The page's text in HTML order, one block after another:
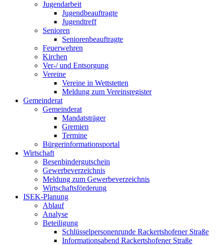
Jugendarbeit
Jugendbeauftragte
Jugendtreff
Senioren
Seniorenbeauftragte
Feuerwehren
Kirchen
Ver-/ und Entsorgung
Vereine
Vereine in Wettstetten
Meldung zum Vereinsregister
Gemeinderat
Gemeinderat
Mandatsträger
Gremien
Termine
Bürgerinformationsportal
Wirtschaft
Besenbindergutschein
Gewerbeverzeichnis
Meldung zum Gewerbeverzeichnis
Wirtschaftsförderung
ISEK-Planung
Ablauf
Analyse
Beteiligung
Schlüsselpersonenrunde Rackertshofener Straße
Informationsabend Rackertshofener Straße